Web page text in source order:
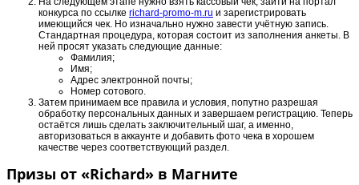
конкурса по ссылке richard-promo-m.ru и зарегистрировать
имеющийся чек. Но изначально нужно завести учётную запись.
Стандартная процедура, которая состоит из заполнения анкеты. В
ней просят указать следующие данные:
Фамилия;
Имя;
Адрес электронной почты;
Номер сотового.
Затем принимаем все правила и условия, попутно разрешая
обработку персональных данных и завершаем регистрацию. Теперь
остаётся лишь сделать заключительный шаг, а именно,
авторизоваться в аккаунте и добавить фото чека в хорошем
качестве через соответствующий раздел.
Призы от «Richard» в Магните